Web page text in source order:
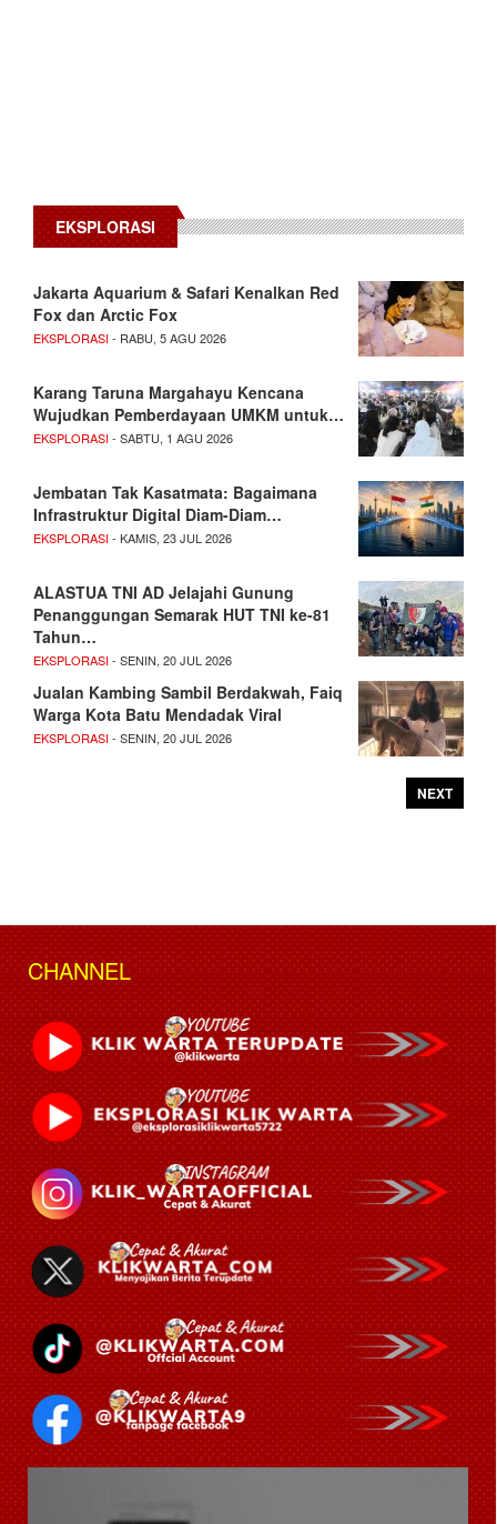
EKSPLORASI
Jakarta Aquarium & Safari Kenalkan Red
Fox dan Arctic Fox
EKSPLORASI- RABU, 5 AGU 2026
Karang Taruna Margahayu Kencana
Wujudkan Pemberdayaan UMKM untuk…
EKSPLORASI- SABTU, 1 AGU 2026
Jembatan Tak Kasatmata: Bagaimana
Infrastruktur Digital Diam-Diam…
EKSPLORASI- KAMIS, 23 JUL 2026
ALASTUA TNI AD Jelajahi Gunung
Penanggungan Semarak HUT TNI ke-81
Tahun…
EKSPLORASI- SENIN, 20 JUL 2026
Jualan Kambing Sambil Berdakwah, Faiq
Warga Kota Batu Mendadak Viral
EKSPLORASI- SENIN, 20 JUL 2026
NEXT
CHANNEL